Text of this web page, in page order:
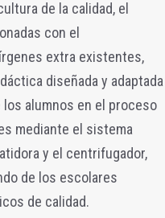
de la calidad, el
con el
extra existentes,
diseñada y adaptada
alumnos en el proceso
mediante el sistema
y el centrifugador,
de los escolares
de calidad.